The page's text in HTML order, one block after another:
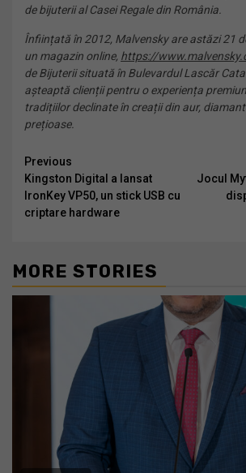
de bijuterii al Casei Regale din România.
Înființată în 2012, Malvensky are astăzi 21
un magazin online, https://
de Bijuterii situată în Bulevardul Lascăr
așteaptă clienții pentru o experiența
tradițiilor declinate în creații din aur,
prețioase.
Continue
Reading
Previous
Kingston Digital a lansat
IronKey VP50, un stick USB cu
criptare hardware
Jocul
MORE STORIES